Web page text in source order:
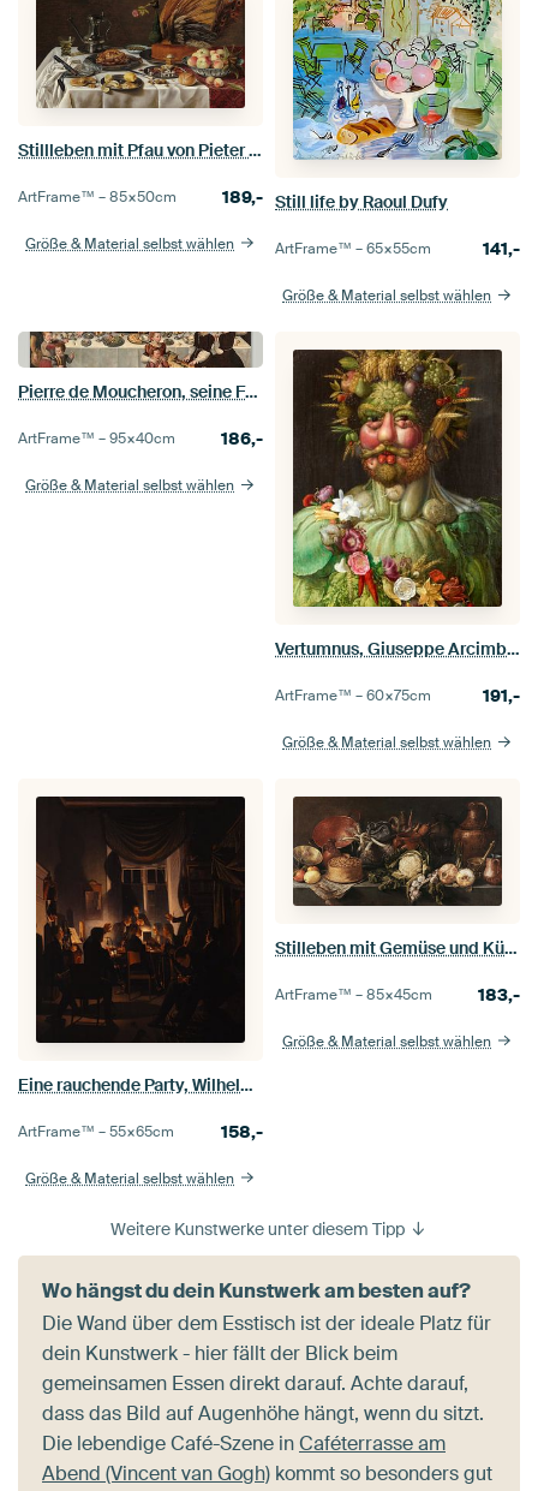
Stillleben mit Pfau von Pieter Claesz
ArtFrame™ –85×50cm 189,-
Größe & Material selbst wählen
Still life by Raoul Dufy
ArtFrame™ –65×55cm 141,-
Größe & Material selbst wählen
Pierre de Moucheron, seine Frau, ihre 18 Kinder und mehr, anonym
ArtFrame™ –95×40cm 186,-
Größe & Material selbst wählen
Vertumnus, Giuseppe Arcimboldo
ArtFrame™ –60×75cm 191,-
Größe & Material selbst wählen
Eine rauchende Party, Wilhelm Bendz
ArtFrame™ –55×65cm 158,-
Größe & Material selbst wählen
Stilleben mit Gemüse und Küchenutensilien, Antonio de Pereda
ArtFrame™ –85×45cm 183,-
Größe & Material selbst wählen
Weitere Kunstwerke unter diesem Tipp
Wo hängst du dein Kunstwerk am besten auf?
Die Wand über dem Esstisch ist der ideale Platz für
dein Kunstwerk - hier fällt der Blick beim
gemeinsamen Essen direkt darauf. Achte darauf,
dass das Bild auf Augenhöhe hängt, wenn du sitzt.
Die lebendige Café-Szene inCaféterrasse am
Abend (Vincent van Gogh) kommt so besonders gut